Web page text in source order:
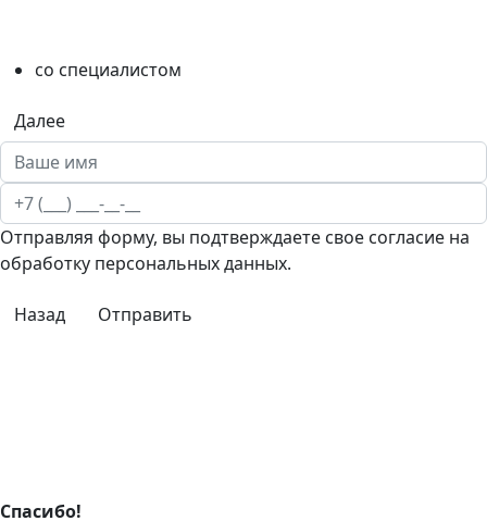
со специалистом
Далее
Отправляя форму, вы подтверждаете свое согласие на
обработку персональных данных.
Назад Отправить
Спасибо!